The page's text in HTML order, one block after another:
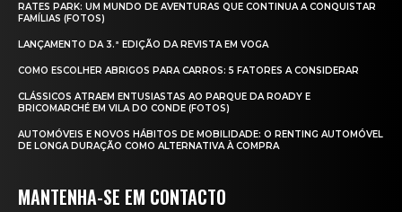
RATES PARK: UM MUNDO DE AVENTURAS QUE CONTINUA A CONQUISTAR
FAMÍLIAS (FOTOS)
LANÇAMENTO DA 3.ª EDIÇÃO DA REVISTA EM VOGA
COMO ESCOLHER ABRIGOS PARA CARROS: 5 FATORES A CONSIDERAR
CLÁSSICOS ATRAEM ENTUSIASTAS AO PARQUE DA ROADY E
BRICOMARCHÉ EM VILA DO CONDE (FOTOS)
AUTOMÓVEIS E NOVOS HÁBITOS DE MOBILIDADE: O RENTING AUTOMÓVEL
DE LONGA DURAÇÃO COMO ALTERNATIVA À COMPRA
MANTENHA-SE EM CONTACTO